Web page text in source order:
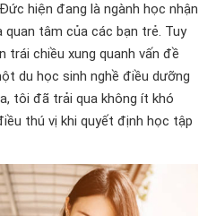
hiện đang là ngành học nhận
tâm của các bạn trẻ. Tuy
trái chiều xung quanh vấn đề
du học sinh nghề điều dưỡng
tôi đã trải qua không ít khó
thú vị khi quyết định học tập